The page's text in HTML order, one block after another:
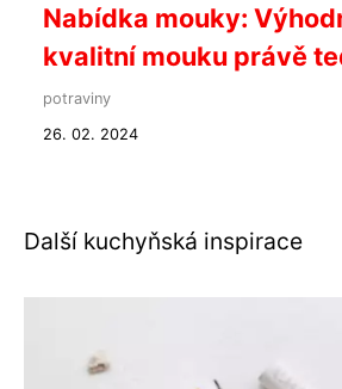
Nabídka mouky:
kvalitní mouku právě
potraviny
26. 02. 2024
Další kuchyňská inspirace